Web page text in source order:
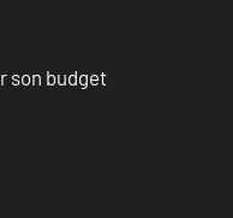
son budget